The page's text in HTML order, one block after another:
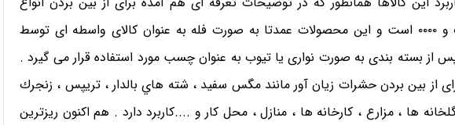
حشرات ، جونده ها ، آفات و ۰۰۰۰ است و این محصولات عمدتا به صورت فله به عنوان کالای واسطه ای توسط
از بسته بندی به صورت نواری یا تیوب به عنوان چسب مورد استفاده قرار می گیرد .
از بین بردن حشرات زيان آور مانند مگس سفيد ، شته هاي بالدار ، تريپس ، زنجرك
ها ، مزارع ، کارخانه ها ، منازل ، محل کار و ....کاربرد دارد . هم اکنون ریزترین